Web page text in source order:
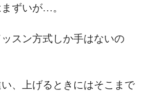
ずいが…。
スン方式しか手はないの
い、上げるときにはそこまで